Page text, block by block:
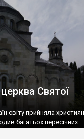
(postaki)…” “Вино. Крим
вдосталь: воно все
Святої
світу прийняла
багатьох пересічних